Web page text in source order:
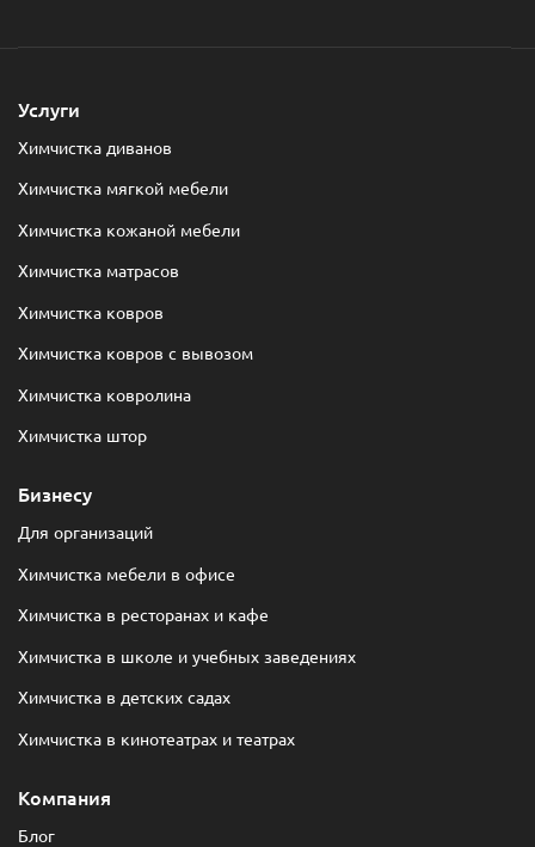
Услуги
Химчистка диванов
Химчистка мягкой мебели
Химчистка кожаной мебели
Химчистка матрасов
Химчистка ковров
Химчистка ковров с вывозом
Химчистка ковролина
Химчистка штор
Бизнесу
Для организаций
Химчистка мебели в офисе
Химчистка в ресторанах и кафе
Химчистка в школе и учебных заведениях
Химчистка в детских садах
Химчистка в кинотеатрах и театрах
Компания
Блог